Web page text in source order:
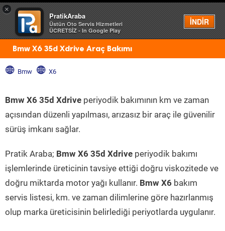
×
PratikAraba
Üstün Oto Servis Hizmetleri
ÜCRETSİZ - In Google Play
İNDİR
Menü
Bmw X6 35d Xdrive Araç Bakımı
Bmw X6
Bmw X6 35d Xdrive periyodik bakımının km ve zaman
açısından düzenli yapılması, arızasız bir araç ile güvenilir
sürüş imkanı sağlar.
Pratik Araba; Bmw X6 35d Xdrive periyodik bakımı
işlemlerinde üreticinin tavsiye ettiği doğru viskozitede ve
doğru miktarda motor yağı kullanır. Bmw X6 bakım
servis listesi, km. ve zaman dilimlerine göre hazırlanmış
olup marka üreticisinin belirlediği periyotlarda uygulanır.